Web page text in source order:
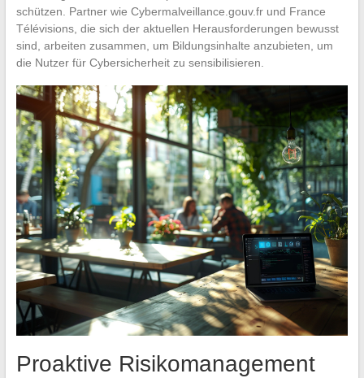
schützen. Partner wie Cybermalveillance.gouv.fr und France
Télévisions, die sich der aktuellen Herausforderungen bewusst
sind, arbeiten zusammen, um Bildungsinhalte anzubieten, um
die Nutzer für Cybersicherheit zu sensibilisieren.
Proaktive Risikomanagement